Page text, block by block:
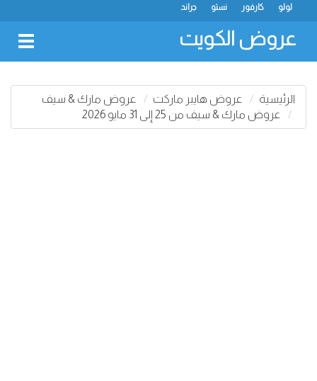
جراند نستو كارفور لولو
عروض الكويت
الرئيسية عروض هايبر ماركت
عروض مارك & سيف
عروض مارك & سيف من 25 إلى 31 مايو 2026